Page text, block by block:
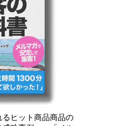
るヒット商品商品の